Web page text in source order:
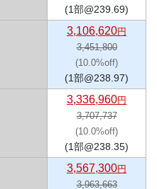
(1部@239.69)
3,106,620円
3,451,800
(10.0%off)
(1部@238.97)
3,336,960円
3,707,737
(10.0%off)
(1部@238.35)
3,567,300円
3,963,663